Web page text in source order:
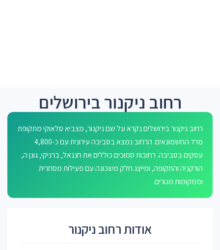
רחוב ניקנור בירושלים
רחוב ניקנור בירושלים נקרא על שם ניקנור, מצביא סלאוקי מתקופת
מרד החשמונאים. הרחוב נמצא בסביבה עירונית עם כ-4,800
עסקים בסביבה. רחובות סמוכים כוללים את חננאל, ברניקי, גונן ה,
הורקניה והתקופה, ומייצג חלק משכונה עם פעילות מסחרית
וממקומות מגורים.
אודות רחוב ניקנור